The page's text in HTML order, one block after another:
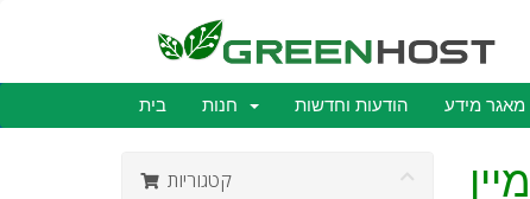
בית הודעות וחדשות מאגר מידע
קטגוריות